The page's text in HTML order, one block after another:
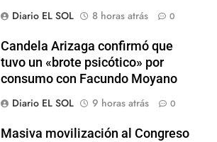
Diario EL SOL
8 horas atrás 0
Candela Arizaga confirmó que
tuvo un «brote psicótico» por
consumo con Facundo Moyano
Diario EL SOL
9 horas atrás 0
Masiva movilización al Congreso